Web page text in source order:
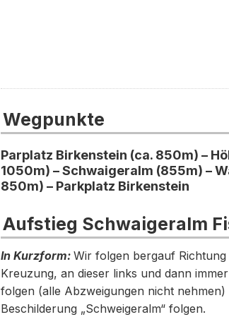
Wegpunkte
Parplatz Birkenstein (ca. 850m) –
1050m) – Schwaigeralm (855m) –
850m) – Parkplatz Birkenstein
Aufstieg Schwaigeralm
In Kurzform: Wir folgen bergauf Richtung
Kreuzung, an dieser links und dann
folgen (alle Abzweigungen nicht
Beschilderung „Schweigeralm“ folgen.